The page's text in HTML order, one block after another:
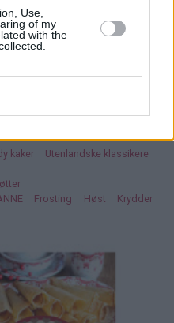
Use,
of my
with the
i en fryseboks (ikke
Når kaken er frossen
hverandre som du
kaker
Utenlandske klassikere
Frosting Høst Krydder